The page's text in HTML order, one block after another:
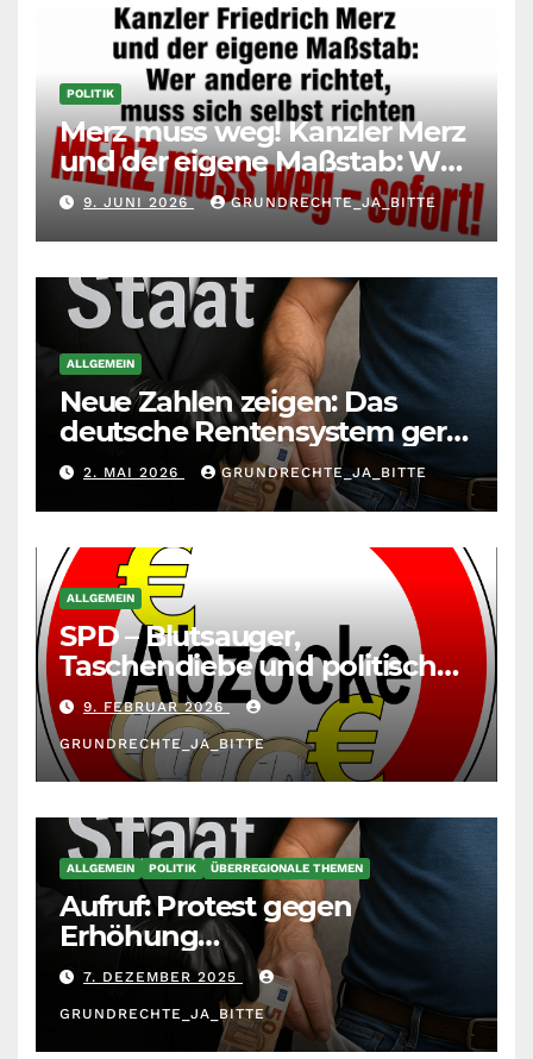
POLITIK
Merz muss weg! Kanzler Merz
und der eigene Maßstab: Wer
andere richtet, muss sich
selbst richten
9. JUNI 2026 GRUNDRECHTE_JA_BITTE
ALLGEMEIN
Neue Zahlen zeigen: Das
deutsche Rentensystem gerät
durch die
Massenzuwanderung
zunehmend unter die Räder.
2. MAI 2026 GRUNDRECHTE_JA_BITTE
ALLGEMEIN
SPD – Blutsauger,
Taschendiebe und politisch
unberechenbar
9. FEBRUAR 2026
GRUNDRECHTE_JA_BITTE
ALLGEMEIN POLITIK ÜBERREGIONALE THEMEN
Aufruf: Protest gegen
Erhöhung
Krankenkassenbeiträge
7. DEZEMBER 2025
GRUNDRECHTE_JA_BITTE